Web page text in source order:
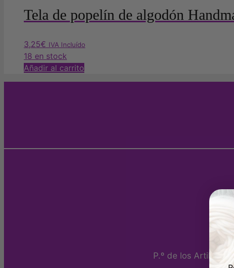
Tela de popelín de algodón
3,25€ IVA Incluído
18 en stock
Añadir al carrito
P.º de los